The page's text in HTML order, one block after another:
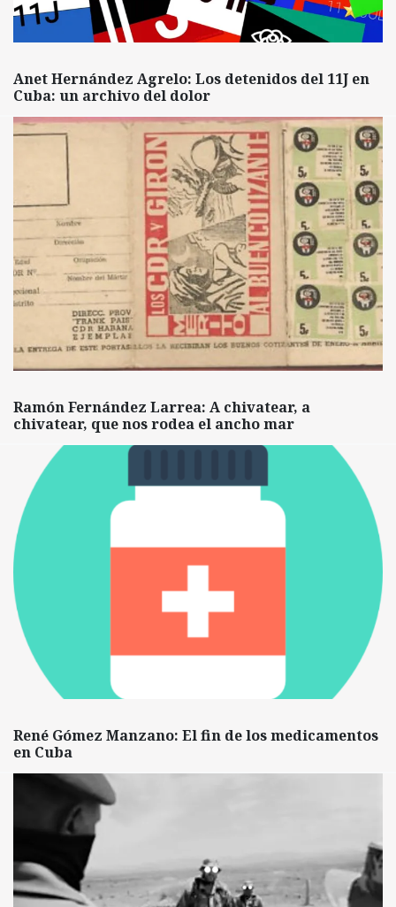
Anet Hernández Agrelo: Los detenidos del 11J en
Cuba: un archivo del dolor
Ramón Fernández Larrea: A chivatear, a
chivatear, que nos rodea el ancho mar
René Gómez Manzano: El fin de los medicamentos
en Cuba